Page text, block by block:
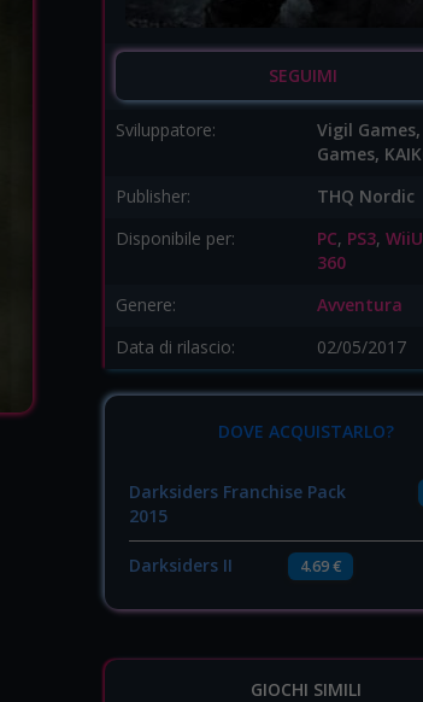
SEGUIMI
Sviluppatore:
Vigil
Games,
Publisher:
THQ Nordic
Disponibile per:
PC, PS3, WiiU
360
Genere:
Avventura
Data di rilascio:
02/05/2017
DOVE ACQUISTARLO?
Darksiders Franchise Pack
2015
Darksiders II 4.69 €
GIOCHI SIMILI